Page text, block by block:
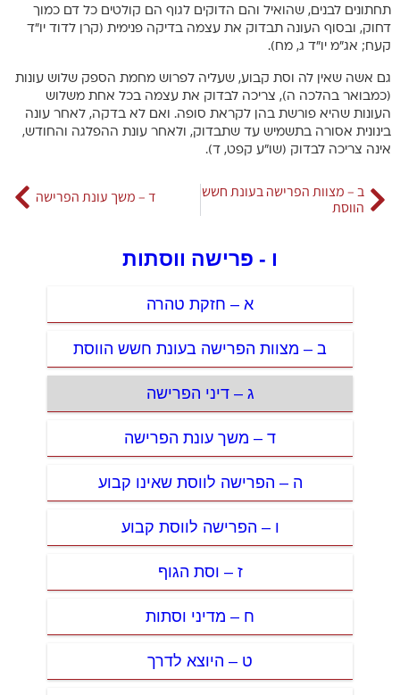
תחתונים לבנים, שהואיל והם הדוקים לגוף הם קולטים כל דם כמוך
דחוק, ובסוף העונה תבדוק את עצמה בדיקה פנימית (קרן לדוד יו”ד
קעח; אג”מ יו”ד ג, מח).
גם אשה שאין לה וסת קבוע, שעליה לפרוש מחמת הספק שלוש עונות
(כמבואר בהלכה ה), צריכה לבדוק את עצמה בכל אחת משלוש
העונות שהיא פורשת בהן לקראת סופה. ואם לא בדקה, לאחר עונה
בינונית אסורה בתשמיש עד שתבדוק, ולאחר עונת ההפלגה והחודש,
אינה צריכה לבדוק (שו”ע קפט, ד).
ב – מצוות הפרישה בעונת חשש
הווסת
ד – משך עונת הפרישה
ו - פרישה ווסתות
א – חזקת טהרה
ב – מצוות הפרישה בעונת חשש הווסת
ג – דיני הפרישה
ד – משך עונת הפרישה
ה – הפרישה לווסת שאינו קבוע
ו – הפרישה לווסת קבוע
ז – וסת הגוף
ח – מדיני וסתות
ט – היוצא לדרך